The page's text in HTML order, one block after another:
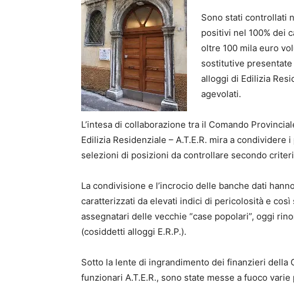
Sono stati controllati
positivi nel 100% dei
oltre 100 mila euro
sostitutive presentate
alloggi di Edilizia
agevolati.
L’intesa di collaborazione tra il Comando
Edilizia Residenziale – A.T.E.R. mira a
selezioni di posizioni da controllare secondo
La condivisione e l’incrocio delle banche dati
caratterizzati da elevati indici di pericolosità e
assegnatari delle vecchie “case popolari”, oggi
(cosiddetti alloggi E.R.P.).
Sotto la lente di ingrandimento dei finanzieri della
funzionari A.T.E.R., sono state messe a fuoco